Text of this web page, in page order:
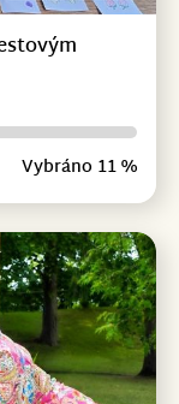
Vybráno 11 %